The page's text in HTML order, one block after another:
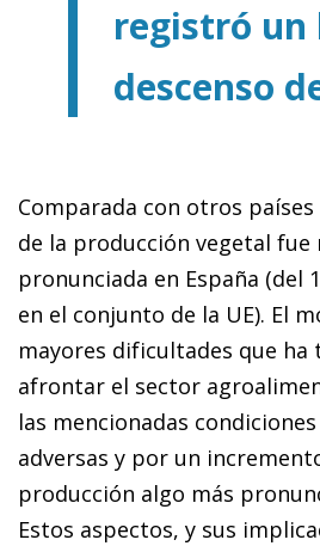
registró un
descenso
Comparada con otros
de la producción vegetal fue
pronunciada en España (del
en el conjunto de la UE). El
mayores dificultades que ha
afrontar el sector
las mencionadas
adversas y por un
producción algo más
Estos aspectos, y sus